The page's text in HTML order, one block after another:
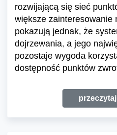
rozwijającą się sieć
większe zainteresowanie
pokazują jednak, że
dojrzewania, a jego
pozostaje wygoda
dostępność punktów